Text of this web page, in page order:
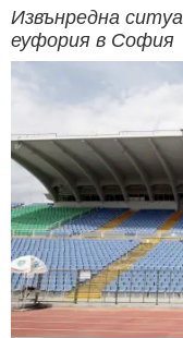
Извънредна
еуфория в София